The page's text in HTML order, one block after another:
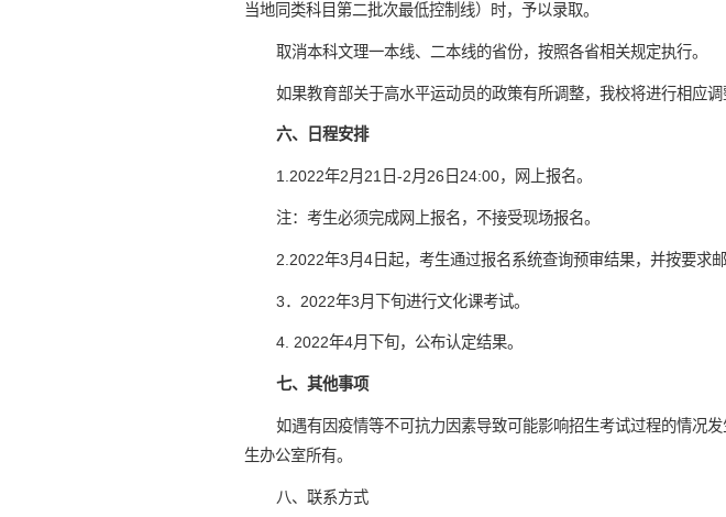
当地同类科目第二批次最低控制线）时，予以录取。
取消本科文理一本线、二本线的省份，按照各省相关规定执行。
如果教育部关于高水平运动员的政策有所调整，我校将进行相应调
六、日程安排
1.2022年2月21日-2月26日24:00，网上报名。
注：考生必须完成网上报名，不接受现场报名。
2.2022年3月4日起，考生通过报名系统查询预审结果，并按要求邮
3．2022年3月下旬进行文化课考试。
4. 2022年4月下旬，公布认定结果。
七、其他事项
如遇有因疫情等不可抗力因素导致可能影响招生考试过程的情况
生办公室所有。
八、联系方式